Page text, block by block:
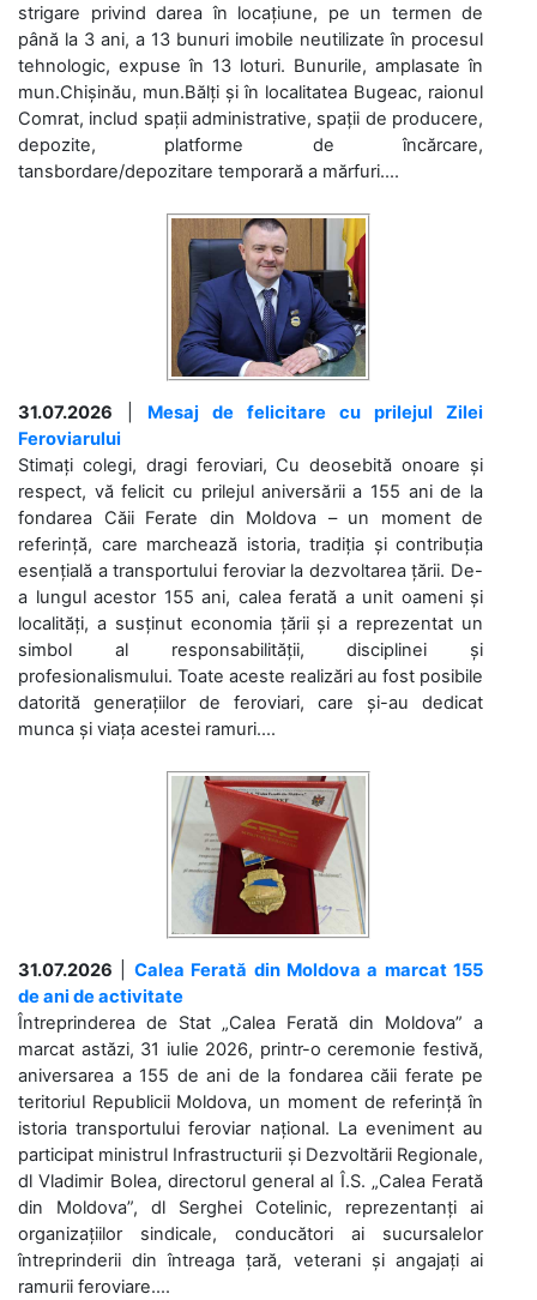
strigare privind darea în locațiune, pe un termen de
până la 3 ani, a 13 bunuri imobile neutilizate în procesul
tehnologic, expuse în 13 loturi. Bunurile, amplasate în
mun.Chișinău, mun.Bălți și în localitatea Bugeac, raionul
Comrat, includ spații administrative, spații de producere,
depozite, platforme de încărcare,
tansbordare/depozitare temporară a mărfuri....
31.07.2026
Mesaj de felicitare cu prilejul Zilei
Feroviarului
Stimați colegi, dragi feroviari, Cu deosebită onoare și
respect, vă felicit cu prilejul aniversării a 155 ani de la
fondarea Căii Ferate din Moldova – un moment de
referință, care marchează istoria, tradiția și contribuția
esențială a transportului feroviar la dezvoltarea țării. De-
a lungul acestor 155 ani, calea ferată a unit oameni și
localități, a susținut economia țării și a reprezentat un
simbol al responsabilității, disciplinei și
profesionalismului. Toate aceste realizări au fost posibile
datorită generațiilor de feroviari, care și-au dedicat
munca și viața acestei ramuri....
31.07.2026
Calea Ferată din Moldova a marcat 155
de ani de activitate
Întreprinderea de Stat „Calea Ferată din Moldova” a
marcat astăzi, 31 iulie 2026, printr-o ceremonie festivă,
aniversarea a 155 de ani de la fondarea căii ferate pe
teritoriul Republicii Moldova, un moment de referință în
istoria transportului feroviar național. La eveniment au
participat ministrul Infrastructurii și Dezvoltării Regionale,
dl Vladimir Bolea, directorul general al Î.S. „Calea Ferată
din Moldova”, dl Serghei Cotelinic, reprezentanți ai
organizațiilor sindicale, conducători ai sucursalelor
întreprinderii din întreaga țară, veterani și angajați ai
ramurii feroviare....